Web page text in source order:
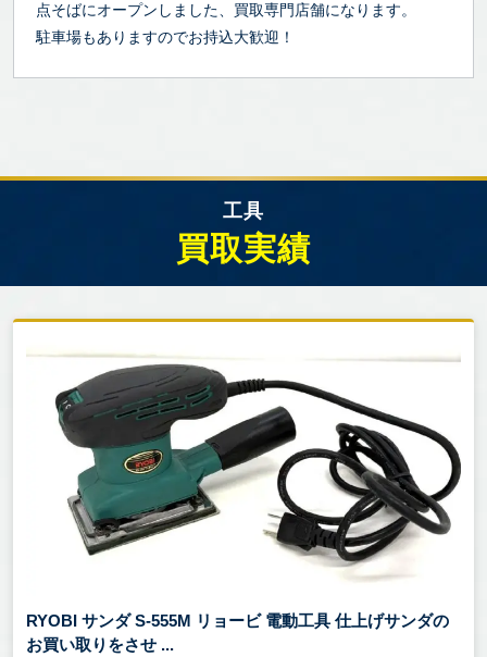
点そばにオープンしました、買取専門店舗になります。
駐車場もありますのでお持込大歓迎！
工具
買取実績
RYOBI サンダ S-555M リョービ 電動工具 仕上げサンダの
お買い取りをさせ ...